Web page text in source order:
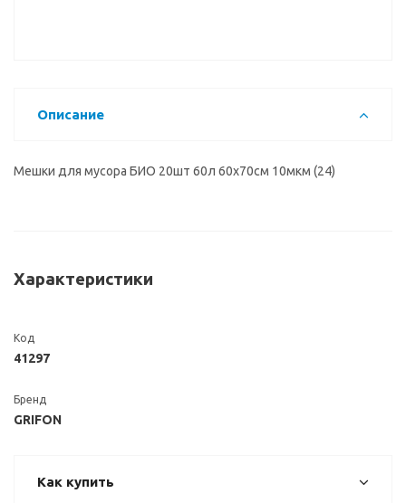
Описание
Мешки для мусора БИО 20шт 60л 60х70см 10мкм (24)
Характеристики
Код
41297
Бренд
GRIFON
Как купить